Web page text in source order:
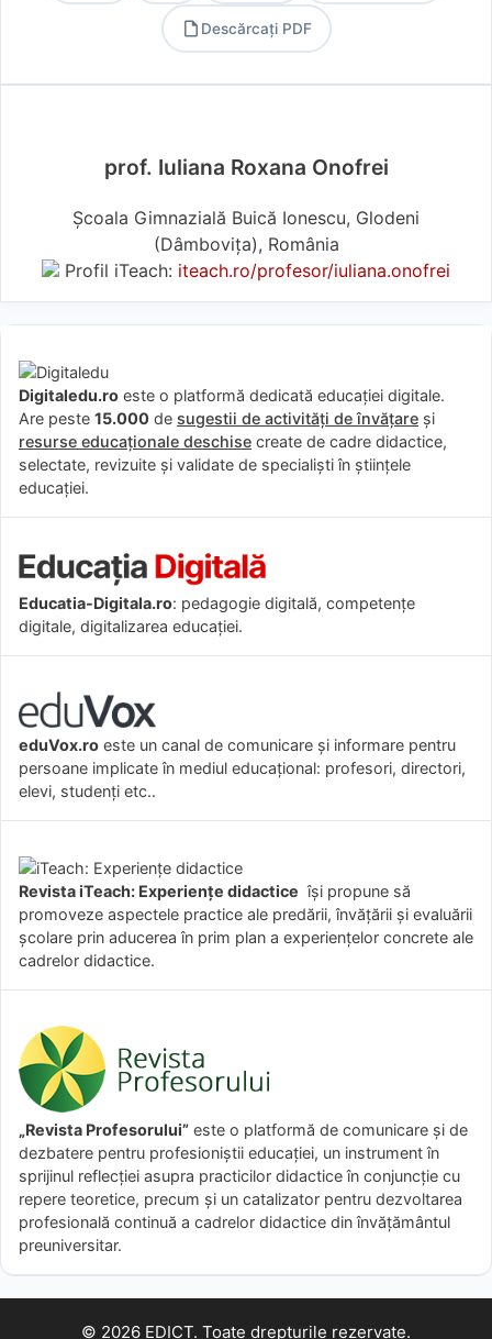
Descărcați PDF
prof. Iuliana Roxana Onofrei
Școala Gimnazială Buică Ionescu, Glodeni
(Dâmboviţa), România
Profil iTeach: iteach.ro/profesor/iuliana.onofrei
Digitaledu.ro este o platformă dedicată educației digitale.
Are peste 15.000 de sugestii de activități de învățare și
resurse educaționale deschise create de cadre didactice,
selectate, revizuite și validate de specialiști în științele
educației.
Educatia-Digitala.ro: pedagogie digitală, competențe
digitale, digitalizarea educației.
eduVox.ro este un canal de comunicare și informare pentru
persoane implicate în mediul educațional: profesori, directori,
elevi, studenți etc..
Revista iTeach: Experienţe didactice îşi propune să
promoveze aspectele practice ale predării, învăţării şi evaluării
şcolare prin aducerea în prim plan a experienţelor concrete ale
cadrelor didactice.
„Revista Profesorului” este o platformă de comunicare și de
dezbatere pentru profesioniștii educației, un instrument în
sprijinul reflecției asupra practicilor didactice în conjuncție cu
repere teoretice, precum și un catalizator pentru dezvoltarea
profesională continuă a cadrelor didactice din învățământul
preuniversitar.
© 2026 EDICT. Toate drepturile rezervate.